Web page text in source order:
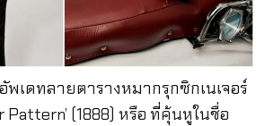
พเดทลายตารางหมากรุกซิกเนเจอร์
Pattern’ (1888) หรือ ที่คุ้นหูในชื่อ